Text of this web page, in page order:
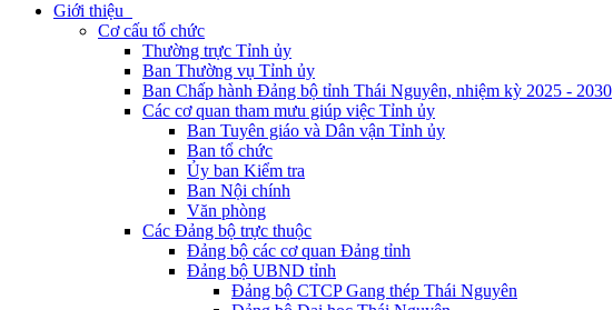
Giới thiệu
Cơ cấu tổ chức
Thường trực Tỉnh ủy
Ban Thường vụ Tỉnh ủy
Ban Chấp hành Đảng bộ tỉnh Thái Nguyên, nhiệm kỳ 2025 - 2030
Các cơ quan tham mưu giúp việc Tỉnh ủy
Ban Tuyên giáo và Dân vận Tỉnh ủy
Ban tổ chức
Ủy ban Kiểm tra
Ban Nội chính
Văn phòng
Các Đảng bộ trực thuộc
Đảng bộ các cơ quan Đảng tỉnh
Đảng bộ UBND tỉnh
Đảng bộ CTCP Gang thép Thái Nguyên